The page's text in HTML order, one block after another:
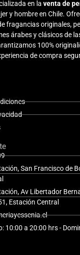
en la venta de
y hombre en Chile.
fragancias originales,
árabes y clásicos de
100%
de compra
San Francisco de
Av Libertador
Estación Central
10:00 a 20:00 hrs -